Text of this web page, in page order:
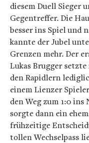
diesem Duell Sieger
Gegentreffer. Die
besser ins Spiel und
kannte der Jubel
Grenzen mehr. Der
Lukas Brugger
den Rapidlern
einem Lienzer
den Weg zum 1:0
sorgte dann ein
frühzeitige
tollen Wechselpass